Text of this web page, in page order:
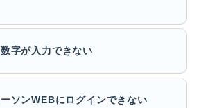
字が入力できない
ソンWEBにログインできない